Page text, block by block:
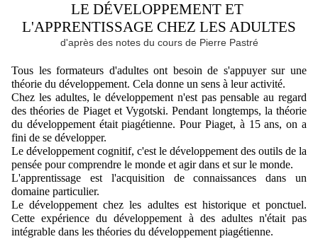
LE DÉVELOPPEMENT ET
L'APPRENTISSAGE CHEZ LES ADULTES
d'après des notes du cours de Pierre Pastré
Tous les formateurs d'adultes ont besoin de s'appuyer sur une
théorie du développement. Cela donne un sens à leur activité.
Chez les adultes, le développement n'est pas pensable au regard
des théories de Piaget et Vygotski. Pendant longtemps, la théorie
du développement était piagétienne. Pour Piaget, à 15 ans, on a
fini de se développer.
Le développement cognitif, c'est le développement des outils de la
pensée pour comprendre le monde et agir dans et sur le monde.
L'apprentissage est l'acquisition de connaissances dans un
domaine particulier.
Le développement chez les adultes est historique et ponctuel.
Cette expérience du développement à des adultes n'était pas
intégrable dans les théories du développement piagétienne.